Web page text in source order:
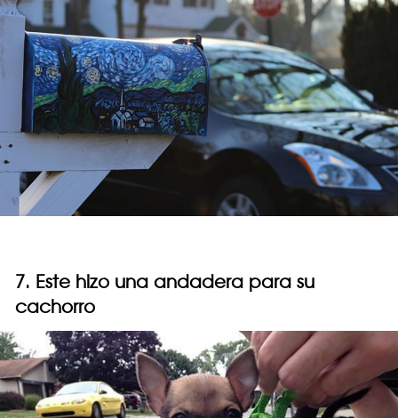
7. Este hizo una andadera para su
cachorro